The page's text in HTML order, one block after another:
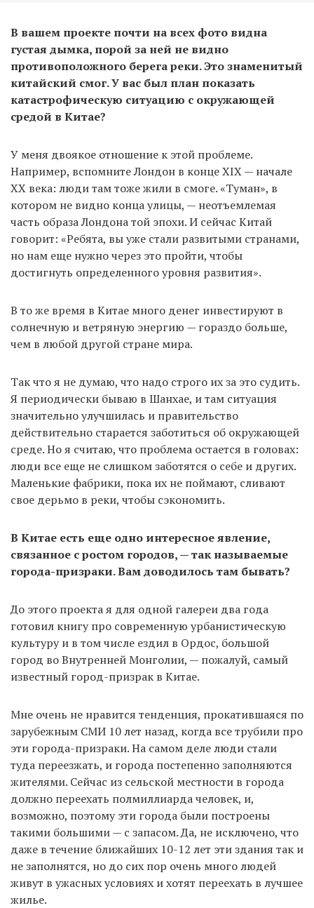
В вашем проекте почти на всех фото видна
густая дымка, порой за ней не видно
противоположного берега реки. Это знаменитый
китайский смог. У вас был план показать
катастрофическую ситуацию с окружающей
средой в Китае?
У меня двоякое отношение к этой проблеме.
Например, вспомните Лондон в конце XIX — начале
XX века: люди там тоже жили в смоге. «Туман», в
котором не видно конца улицы, — неотъемлемая
часть образа Лондона той эпохи. И сейчас Китай
говорит: «Ребята, вы уже стали развитыми странами,
но нам еще нужно через это пройти, чтобы
достигнуть определенного уровня развития».
В то же время в Китае много денег инвестируют в
солнечную и ветряную энергию — гораздо больше,
чем в любой другой стране мира.
Так что я не думаю, что надо строго их за это судить.
Я периодически бываю в Шанхае, и там ситуация
значительно улучшилась и правительство
действительно старается заботиться об окружающей
среде. Но я считаю, что проблема остается в головах:
люди все еще не слишком заботятся о себе и других.
Маленькие фабрики, пока их не поймают, сливают
свое дерьмо в реки, чтобы сэкономить.
В Китае есть еще одно интересное явление,
связанное с ростом городов, — так называемые
города-призраки. Вам доводилось там бывать?
До этого проекта я для одной галереи два года
готовил книгу про современную урбанистическую
культуру и в том числе ездил в Ордос, большой
город во Внутренней Монголии, — пожалуй, самый
известный город-призрак в Китае.
Мне очень не нравится тенденция, прокатившаяся по
зарубежным СМИ 10 лет назад, когда все трубили про
эти города-призраки. На самом деле люди стали
туда переезжать, и города постепенно заполняются
жителями. Сейчас из сельской местности в города
должно переехать полмиллиарда человек, и,
возможно, поэтому эти города были построены
такими большими — с запасом. Да, не исключено, что
даже в течение ближайших 10-12 лет эти здания так и
не заполнятся, но до сих пор очень много людей
живут в ужасных условиях и хотят переехать в лучшее
жилье.